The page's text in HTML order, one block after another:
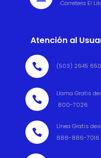
Carretera El
Atención al
 (503) 2645

Llama Gratis
800-7026

Línea Gratis
888-886-7016